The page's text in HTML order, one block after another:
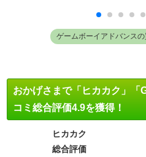
ゲームボーイアドバンス
おかげさまで「ヒカカク」
コミ総合評価4.9を獲得！
ヒカカク
総合評価